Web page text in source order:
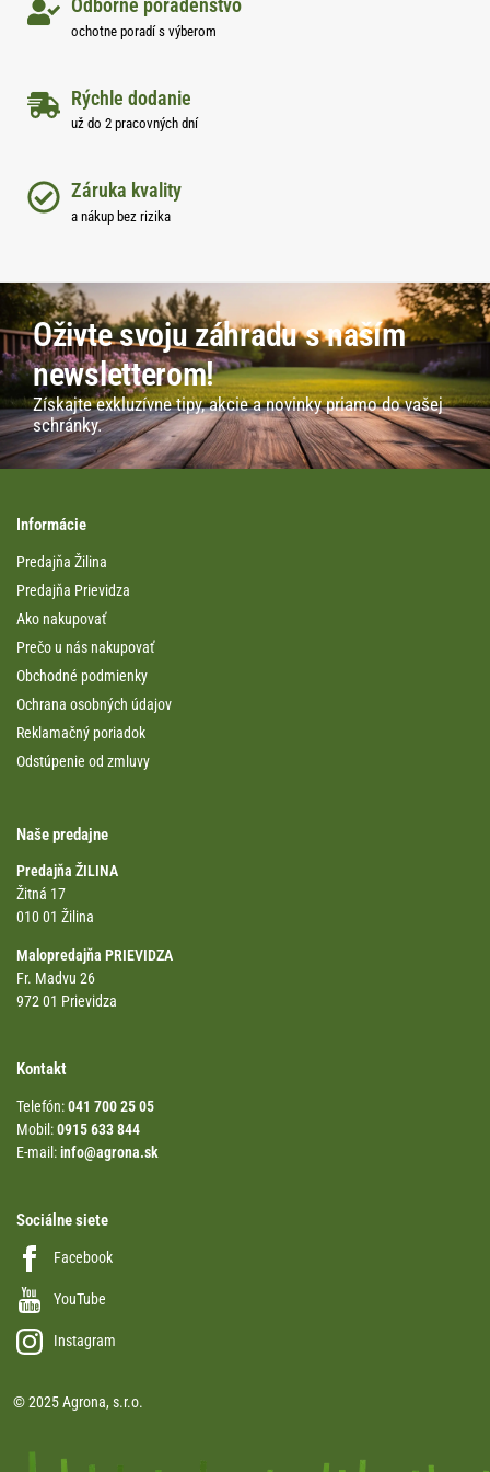
Odborné poradenstvo
ochotne poradí s výberom
Rýchle dodanie
už do 2 pracovných dní
Záruka kvality
a nákup bez rizika
Oživte svoju záhradu s naším
newsletterom!
Získajte exkluzívne tipy, akcie a novinky priamo do vašej
schránky.
Informácie
Predajňa Žilina
Predajňa Prievidza
Ako nakupovať
Prečo u nás nakupovať
Obchodné podmienky
Ochrana osobných údajov
Reklamačný poriadok
Odstúpenie od zmluvy
Naše predajne
Predajňa ŽILINA
Žitná 17
010 01 Žilina
Malopredajňa PRIEVIDZA
Fr. Madvu 26
972 01 Prievidza
Kontakt
Telefón:041 700 25 05
Mobil:0915 633 844
E-mail:info@agrona.sk
Sociálne siete
Facebook
YouTube
Instagram
© 2025 Agrona, s.r.o.